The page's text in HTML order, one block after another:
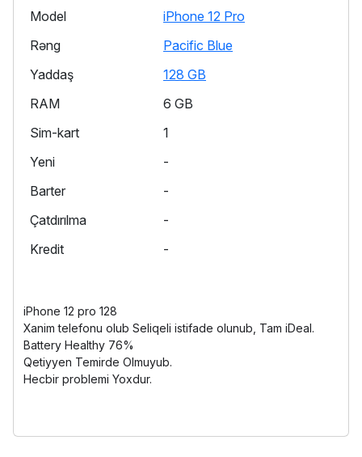
Model
iPhone 12 Pro
Rəng
Pacific Blue
Yaddaş
128 GB
RAM
6 GB
Sim-kart
1
Yeni
-
Barter
-
Çatdırılma
-
Kredit
-
iPhone 12 pro 128
Xanim telefonu olub Seliqeli istifade olunub, Tam iDeal.
Battery Healthy 76%
Qetiyyen Temirde Olmuyub.
Hecbir problemi Yoxdur.